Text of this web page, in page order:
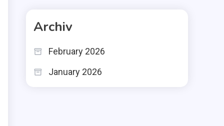
Archiv
February 2026
January 2026